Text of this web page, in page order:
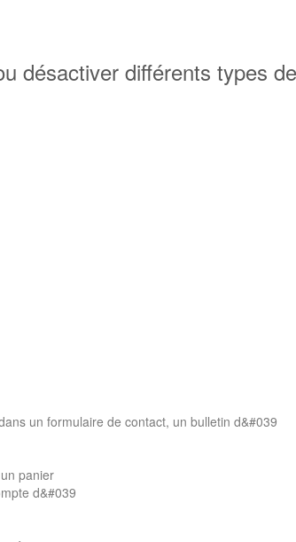
désactiver différents types
un formulaire de contact, un bulletin d&#039
panier
d&#039